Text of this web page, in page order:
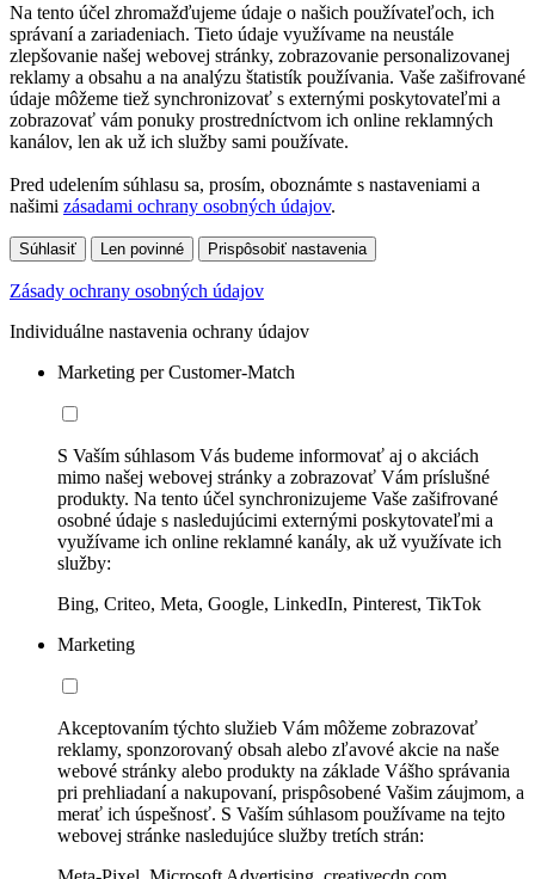
Na tento účel zhromažďujeme údaje o našich používateľoch, ich
správaní a zariadeniach. Tieto údaje využívame na neustále
zlepšovanie našej webovej stránky, zobrazovanie personalizovanej
reklamy a obsahu a na analýzu štatistík používania. Vaše zašifrované
údaje môžeme tiež synchronizovať s externými poskytovateľmi a
zobrazovať vám ponuky prostredníctvom ich online reklamných
kanálov, len ak už ich služby sami používate.
Pred udelením súhlasu sa, prosím, oboznámte s nastaveniami a
našimi zásadami ochrany osobných údajov.
Súhlasiť Len povinné Prispôsobiť nastavenia
Zásady ochrany osobných údajov
Individuálne nastavenia ochrany údajov
Marketing per Customer-Match
S Vaším súhlasom Vás budeme informovať aj o akciách
mimo našej webovej stránky a zobrazovať Vám príslušné
produkty. Na tento účel synchronizujeme Vaše zašifrované
osobné údaje s nasledujúcimi externými poskytovateľmi a
využívame ich online reklamné kanály, ak už využívate ich
služby:
Bing, Criteo, Meta, Google, LinkedIn, Pinterest, TikTok
Marketing
Akceptovaním týchto služieb Vám môžeme zobrazovať
reklamy, sponzorovaný obsah alebo zľavové akcie na naše
webové stránky alebo produkty na základe Vášho správania
pri prehliadaní a nakupovaní, prispôsobené Vašim záujmom, a
merať ich úspešnosť. S Vaším súhlasom používame na tejto
webovej stránke nasledujúce služby tretích strán: